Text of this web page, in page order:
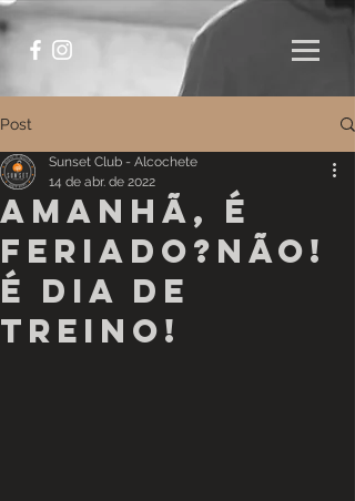
Post
Amanhã, é
feriado?Não!
É dia de
Treino!
Sunset Club - Alcochete
14 de abr. de 2022